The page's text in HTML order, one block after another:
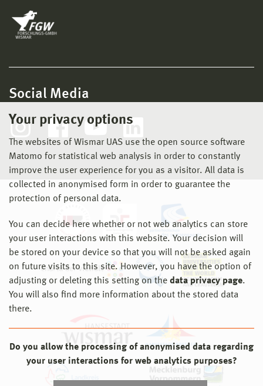
Your privacy options
The websites of Wismar UAS use the open source software
Matomo for statistical web analysis in order to constantly
improve the user experience for you as a visitor. All data is
collected in anonymised form in order to guarantee the
protection of personal data.
You can decide here whether or not web analytics can store
your user interactions with this website. Your decision will
be stored on your device so that you will not be asked again
on future visits to this site. However, you have the option of
adjusting or deleting this setting on the data privacy page.
You will also find more information about the stored data
there.
Do you allow the processing of anonymised data regarding
your user interactions for web analytics purposes?
Social Media